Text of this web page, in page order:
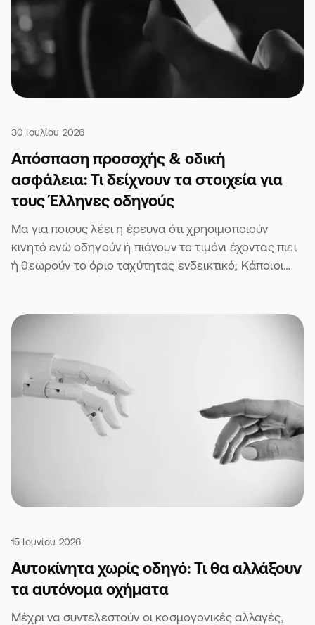
30 Ιουλίου 2026
Απόσπαση προσοχής & οδική
ασφάλεια: Τι δείχνουν τα στοιχεία για
τους Έλληνες οδηγούς
Μα για ποιους λέει η έρευνα ότι χρησιμοποιούν
κινητό ενώ οδηγούν ή πιάνουν το τιμόνι έχοντας πιει
ή θεωρούν το όριο ταχύτητας ενδεικτικό; Κάποιοι
15 Ιουνίου 2026
Αυτοκίνητα χωρίς οδηγό: Τι θα αλλάξουν
τα αυτόνομα οχήματα
Μέχρι να συντελεστούν οι κοσμογονικές αλλαγές,